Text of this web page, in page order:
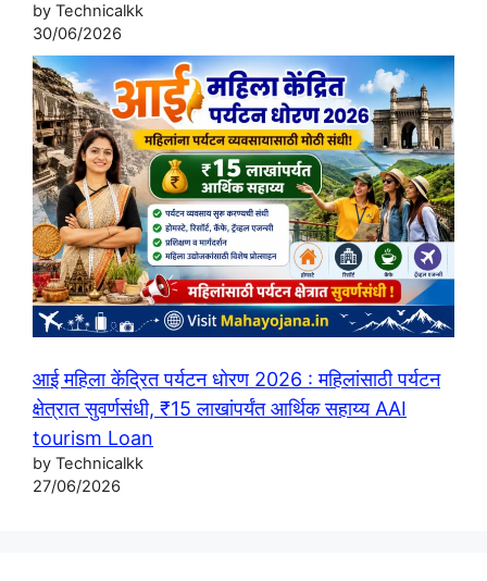
by Technicalkk
30/06/2026
आई महिला केंद्रित पर्यटन धोरण 2026 : महिलांसाठी पर्यटन
क्षेत्रात सुवर्णसंधी, ₹15 लाखांपर्यंत आर्थिक सहाय्य AAI
tourism Loan
by Technicalkk
27/06/2026